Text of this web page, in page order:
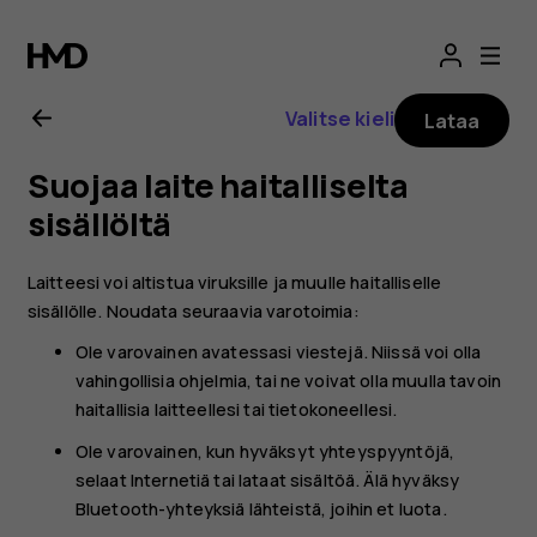
Nokia
G21
käyttöopas
Valitse kieli Lataa
Suojaa laite haitalliselta
sisällöltä
Laitteesi voi altistua viruksille ja muulle haitalliselle
sisällölle. Noudata seuraavia varotoimia:
Ole varovainen avatessasi viestejä. Niissä voi olla
vahingollisia ohjelmia, tai ne voivat olla muulla tavoin
haitallisia laitteellesi tai tietokoneellesi.
Ole varovainen, kun hyväksyt yhteyspyyntöjä,
selaat Internetiä tai lataat sisältöä. Älä hyväksy
Bluetooth-yhteyksiä lähteistä, joihin et luota.